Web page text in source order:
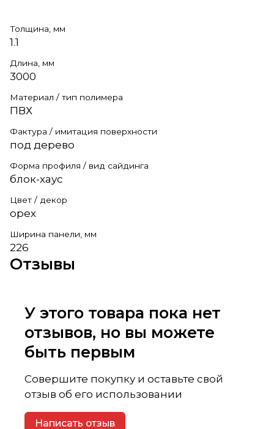
Толщина, мм
1.1
Длина, мм
3000
Материал / тип полимера
ПВХ
Фактура / имитация поверхности
под дерево
Форма профиля / вид сайдинга
блок-хаус
Цвет / декор
орех
Ширина панели, мм
226
Отзывы
У этого товара пока нет
отзывов, но вы можете
быть первым
Совершите покупку и оставьте свой
отзыв об его использовании
Написать отзыв